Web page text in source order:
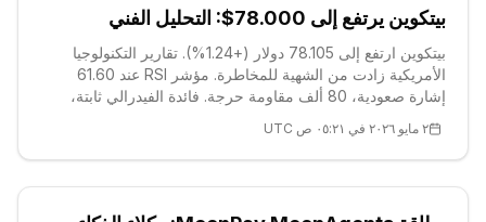
بيتكوين يرتفع إلى 78.000$: التحليل الفني
بيتكوين ارتفع إلى 78.105 دولار (+1.24%). تقارير التكنولوجيا
الأمريكية زادت من الشهية للمخاطرة. مؤشر RSI عند 61.60
إشارة صعودية، 80 ألف مقاومة حرجة. فائدة الفيدرالي ثابتة،
79.433 دولار. التقلبات قد ترتفع مع وارش.
٢ مايو ٢٠٢٦ في ٠٥:٢١ ص UTC